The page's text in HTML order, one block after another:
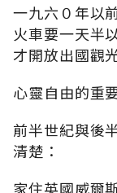
一九六０年以
火車要一天半
才開放出國觀
心靈自由的重
前半世紀與後
清楚：
家住英國威爾